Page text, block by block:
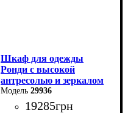
Шкаф для одежды
Ронди с высокой
антресолью и зеркалом
4 ДСП 29936
19285грн